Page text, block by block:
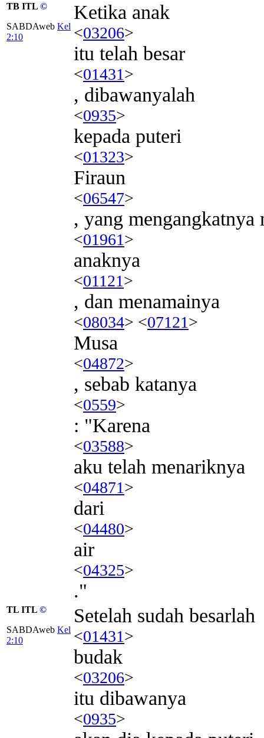
TB ITL ©
SABDAweb Kel
2:10
Ketika anak
<03206>
itu telah besar
<01431>
, dibawanyalah
<0935>
kepada puteri
<01323>
Firaun
<06547>
, yang mengangkatnya
<01961>
anaknya
<01121>
, dan menamainya
<08034> <07121>
Musa
<04872>
, sebab katanya
<0559>
: "Karena
<03588>
aku telah menariknya
<04871>
dari
<04480>
air
<04325>
."
TL ITL ©
SABDAweb Kel
2:10
Setelah sudah besarlah
<01431>
budak
<03206>
itu dibawanya
<0935>